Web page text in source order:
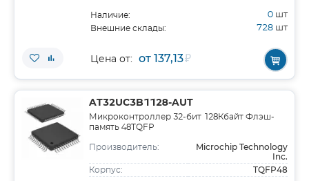
Наличие: 0 шт
Внешние склады: 728 шт
Цена от: от 137,13₽
AT32UC3B1128-AUT
Микроконтроллер 32-бит 128Кбайт Флэш-
память 48TQFP
Производитель:
Microchip Technology
Inc.
Корпус: TQFP48